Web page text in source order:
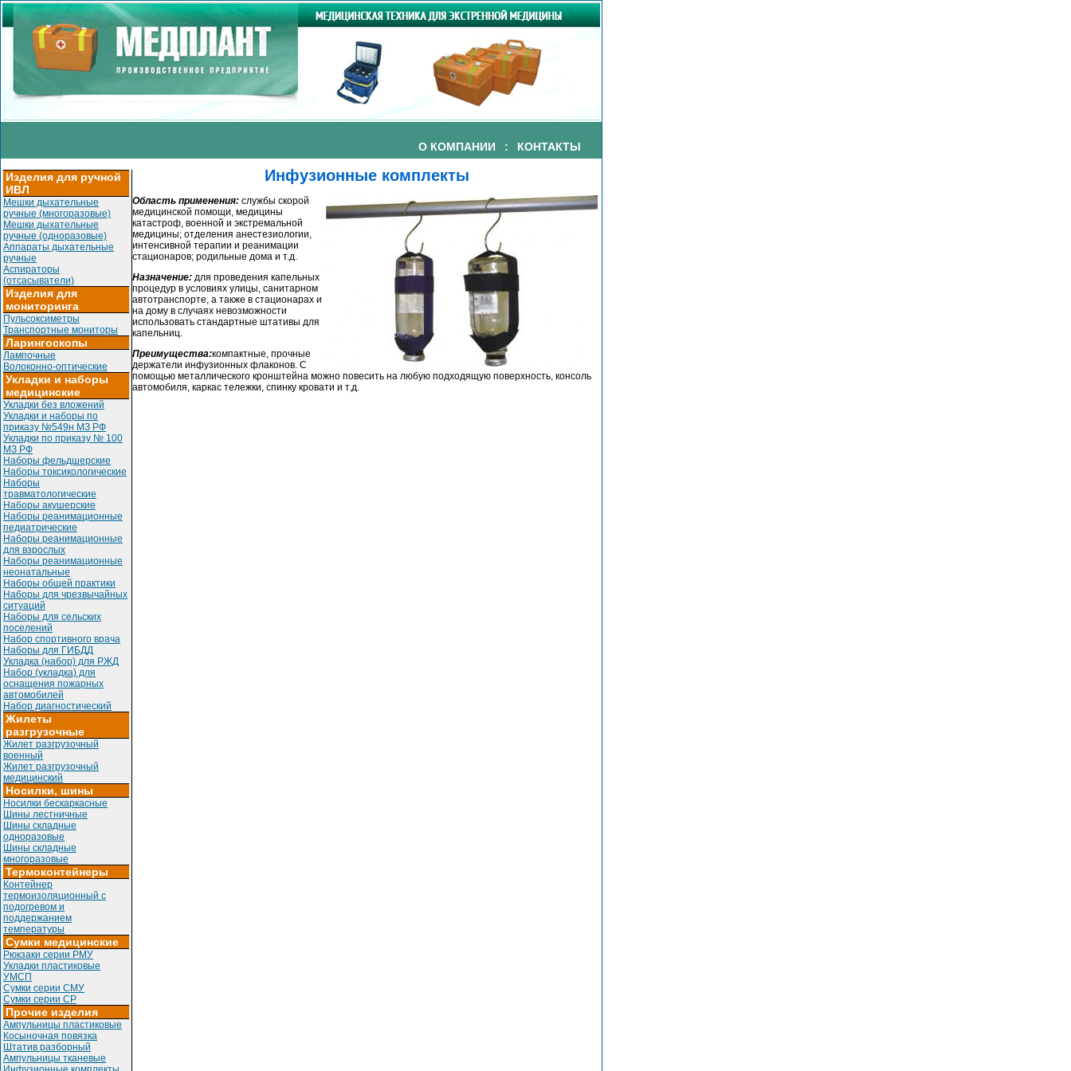
О КОМПАНИИ : КОНТАКТЫ
Изделия для ручной
ИВЛ
Мешки дыхательные
ручные (многоразовые)
Мешки дыхательные
ручные (одноразовые)
Аппараты дыхательные
ручные
Аспираторы
(отсасыватели)
Изделия для
мониторинга
Пульсоксиметры
Транспортные мониторы
Ларингоскопы
Лампочные
Волоконно-оптические
Укладки и наборы
медицинские
Укладки без вложений
Укладки и наборы по
приказу №549н МЗ РФ
Укладки по приказу № 100
МЗ РФ
Наборы фельдшерские
Наборы токсикологические
Наборы
травматологические
Наборы акушерские
Наборы реанимационные
педиатрические
Наборы реанимационные
для взрослых
Наборы реанимационные
неонатальные
Наборы общей практики
Наборы для чрезвычайных
ситуаций
Наборы для сельских
поселений
Набор спортивного врача
Наборы для ГИБДД
Укладка (набор) для РЖД
Набор (укладка) для
оснащения пожарных
автомобилей
Набор диагностический
Жилеты
разгрузочные
Жилет разгрузочный
военный
Жилет разгрузочный
медицинский
Носилки, шины
Носилки бескаркасные
Шины лестничные
Шины складные
одноразовые
Шины складные
многоразовые
Термоконтейнеры
Контейнер
термоизоляционный с
подогревом и
поддержанием
температуры
Сумки медицинские
Рюкзаки серии РМУ
Укладки пластиковые
УМСП
Сумки серии СМУ
Сумки серии СР
Прочие изделия
Ампульницы пластиковые
Косыночная повязка
Штатив разборный
Ампульницы тканевые
Инфузионные комплекты
Область применения: службы скорой
медицинской помощи, медицины
катастроф, военной и экстремальной
медицины; отделения анестезиологии,
интенсивной терапии и реанимации
стационаров; родильные дома и т.д.
Назначение: для проведения капельных
процедур в условиях улицы, санитарном
автотранспорте, а также в стационарах и
на дому в случаях невозможности
использовать стандартные штативы для
капельниц.
Преимущества:компактные, прочные
держатели инфузионных флаконов. С
помощью металлического кронштейна можно повесить на любую подходящую поверхность, консоль
автомобиля, каркас тележки, спинку кровати и т.д.